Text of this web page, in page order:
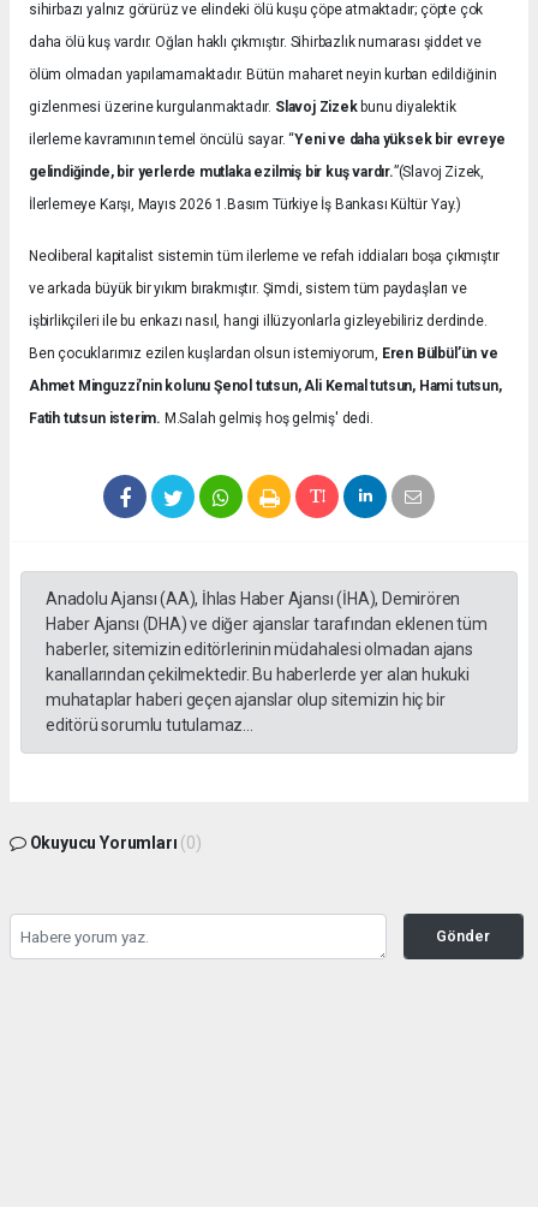
sihirbazı yalnız görürüz ve elindeki ölü kuşu çöpe atmaktadır; çöpte çok
daha ölü kuş vardır. Oğlan haklı çıkmıştır. Sihirbazlık numarası şiddet ve
ölüm olmadan yapılamamaktadır. Bütün maharet neyin kurban edildiğinin
gizlenmesi üzerine kurgulanmaktadır. Slavoj Zizekbunu diyalektik
ilerleme kavramının temel öncülü sayar. “Yeni ve daha yüksek bir evreye
gelindiğinde, bir yerlerde mutlaka ezilmiş bir kuş vardır.”(Slavoj Zizek,
İlerlemeye Karşı, Mayıs 2026 1.Basım Türkiye İş Bankası Kültür Yay.)
Neoliberal kapitalist sistemin tüm ilerleme ve refah iddiaları boşa çıkmıştır
ve arkada büyük bir yıkım bırakmıştır. Şimdi, sistem tüm paydaşları ve
işbirlikçileri ile bu enkazı nasıl, hangi illüzyonlarla gizleyebiliriz derdinde.
Ben çocuklarımız ezilen kuşlardan olsun istemiyorum, Eren Bülbül’ün ve
Ahmet Minguzzi’nin kolunu Şenol tutsun, Ali Kemal tutsun, Hami tutsun,
Fatih tutsun isterim. M.Salah gelmiş hoş gelmiş' dedi.
Anadolu Ajansı (AA), İhlas Haber Ajansı (İHA), Demirören
Haber Ajansı (DHA) ve diğer ajanslar tarafından eklenen tüm
haberler, sitemizin editörlerinin müdahalesi olmadan ajans
kanallarından çekilmektedir. Bu haberlerde yer alan hukuki
muhataplar haberi geçen ajanslar olup sitemizin hiç bir
editörü sorumlu tutulamaz...
Okuyucu Yorumları (0)
Gönder